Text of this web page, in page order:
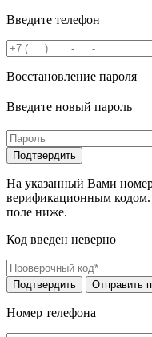
Введите телефон
Восстановление пароля
Введите новый пароль
На указанный Вами
верификационным кодом.
поле ниже.
Код введен неверно
Номер телефона